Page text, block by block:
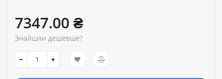
7347.00 ₴
Знайшли дешевше?